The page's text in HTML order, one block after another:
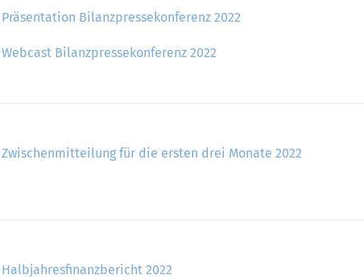
Präsentation Bilanzpressekonferenz 2022
Webcast Bilanzpressekonferenz 2022
Zwischenmitteilung für die ersten drei Monate 2022
Halbjahresfinanzbericht 2022